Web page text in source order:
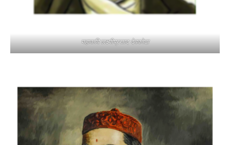
महाकवि लक्ष्मीप्रसाद देवकोटा